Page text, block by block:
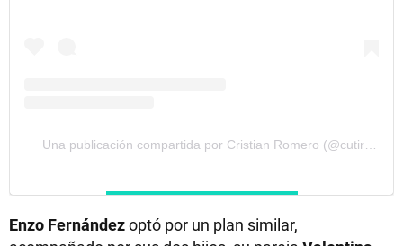
Enzo Fernándezoptó por un plan similar,